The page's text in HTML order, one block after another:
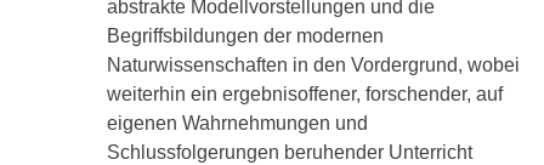
abstrakte Modellvorstellungen und die
Begriffsbildungen der modernen
Naturwissenschaften in den Vordergrund, wobei
weiterhin ein ergebnisoffener, forschender, auf
eigenen Wahrnehmungen und
Schlussfolgerungen beruhender Unterricht